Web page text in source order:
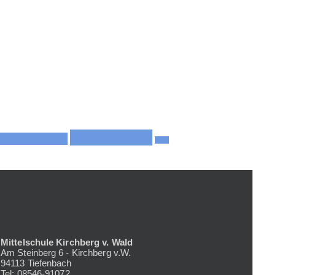
Mittelschule Kirchberg v. Wald
Am Steinberg 6 - Kirchberg v.W.
94113 Tiefenbach